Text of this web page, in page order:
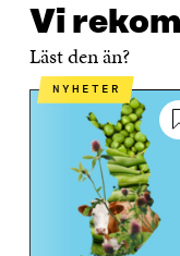
N
A
S
I
E
T
S
I
E
T
T
N
Y
T
T
F
Ö
N
Vi
Läst den än?
NYHETER